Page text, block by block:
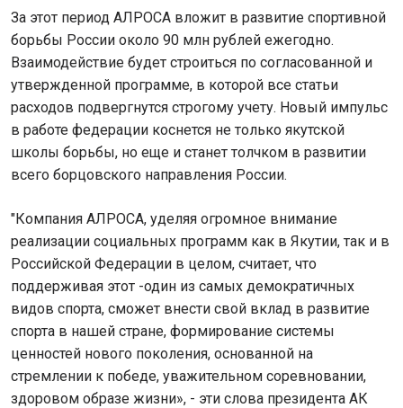
За этот период АЛРОСА вложит в развитие спортивной
борьбы России около 90 млн рублей ежегодно.
Взаимодействие будет строиться по согласованной и
утвержденной программе, в которой все статьи
расходов подвергнутся строгому учету. Новый импульс
в работе федерации коснется не только якутской
школы борьбы, но еще и станет толчком в развитии
всего борцовского направления России.
"Компания АЛРОСА, уделяя огромное внимание
реализации социальных программ как в Якутии, так и в
Российской Федерации в целом, считает, что
поддерживая этот -один из самых демократичных
видов спорта, сможет внести свой вклад в развитие
спорта в нашей стране, формирование системы
ценностей нового поколения, основанной на
стремлении к победе, уважительном соревновании,
здоровом образе жизни», - эти слова президента АК